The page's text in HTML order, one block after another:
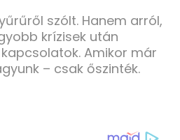
szólt. Hanem arról,
krízisek után
Amikor már
– csak őszinték.